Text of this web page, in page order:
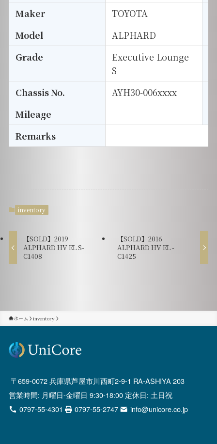
Maker
TOYOTA
Model
ALPHARD
Grade
Executive Lounge
S
Chassis No. AYH30-006xxxx
Mileage
Remarks
inventory
【SOLD】2019
ALPHARD HV EL S-
C1408
【SOLD】2016
ALPHARD HV EL -
C1425
ホーム inventory
659-0072 兵庫県芦屋市川西町2-9-1 RA-ASHIYA 203
営業時間: 月曜日-金曜日 9:30-18:00 定休日: 土日祝
0797-55-4301
0797-55-2747 info@unicore.co.jp